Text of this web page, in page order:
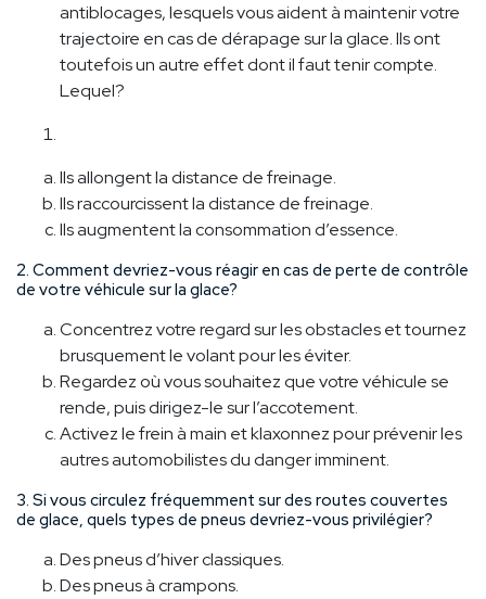
antiblocages, lesquels vous aident à maintenir votre
trajectoire en cas de dérapage sur la glace. Ils ont
toutefois un autre effet dont il faut tenir compte.
Lequel?
Ils allongent la distance de freinage.
Ils raccourcissent la distance de freinage.
Ils augmentent la consommation d’essence.
2. Comment devriez-vous réagir en cas de perte de contrôle
de votre véhicule sur la glace?
Concentrez votre regard sur les obstacles et tournez
brusquement le volant pour les éviter.
Regardez où vous souhaitez que votre véhicule se
rende, puis dirigez-le sur l’accotement.
Activez le frein à main et klaxonnez pour prévenir les
autres automobilistes du danger imminent.
3. Si vous circulez fréquemment sur des routes couvertes
de glace, quels types de pneus devriez-vous privilégier?
Des pneus d’hiver classiques.
Des pneus à crampons.